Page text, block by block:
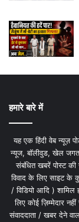
हमारे बारे में
यह एक हिंदी वेब न्यूज़
न्यूज, बॉलीवुड, खेल
संबंधित खबरें पोस्ट
विवाद के लिए साइट के
/ विडियो आदि )
लिए कोई ज़िम्मेदार
संवाददाता / खबर देने